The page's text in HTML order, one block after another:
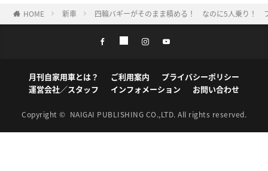
HOME 新車 四輪バギーがそのまま積める！ なのに5人乗り！
月刊自家用車とは？ ご利用案内
プライバシーポリシー
運営会社／スタッフ
インフォメーション お問い合わせ
Copyright © NAIGAI PUBLISHING CO.,LTD. All rights reserved.